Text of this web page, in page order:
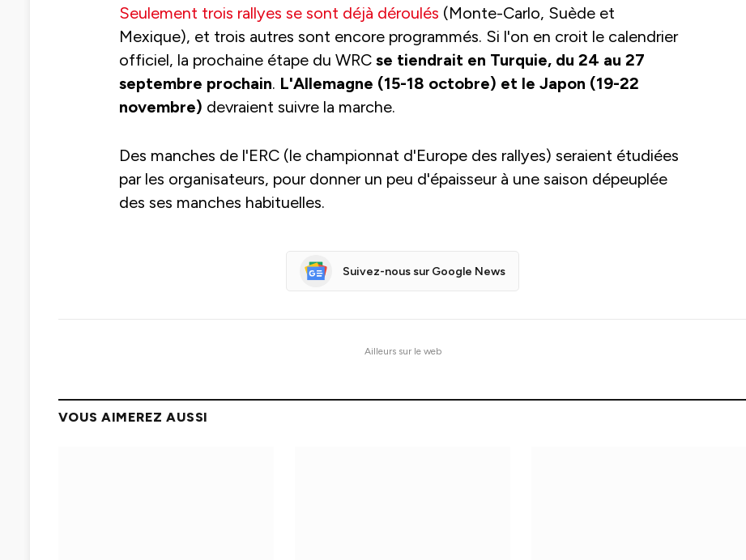
Seulement trois rallyes se sont déjà déroulés (Monte-Carlo, Suède et
Mexique), et trois autres sont encore programmés. Si l'on en croit le calendrier
officiel, la prochaine étape du WRC se tiendrait en Turquie, du 24 au 27
septembre prochain. L'Allemagne (15-18 octobre) et le Japon (19-22
novembre) devraient suivre la marche.
Des manches de l'ERC (le championnat d'Europe des rallyes) seraient étudiées
par les organisateurs, pour donner un peu d'épaisseur à une saison dépeuplée
des ses manches habituelles.
Suivez-nous sur Google News
Ailleurs sur le web
VOUS AIMEREZ AUSSI